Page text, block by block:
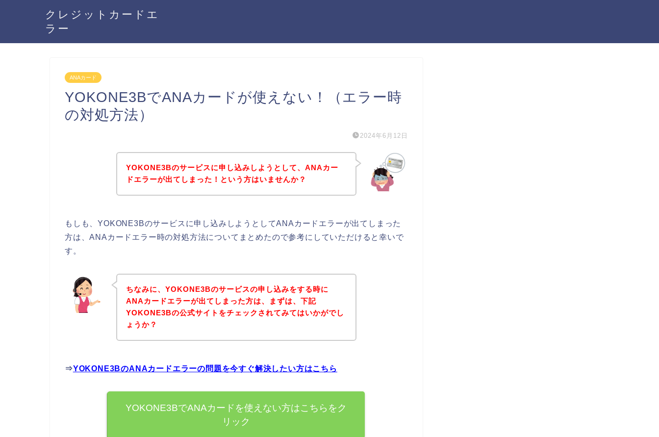
クレジットカードエ
ラー
ANAカード
YOKONE3BでANAカードが使えない！（エラー時
の対処方法）
2024年6月12日
YOKONE3Bのサービスに申し込みしようとして、ANAカー
ドエラーが出てしまった！という方はいませんか？
もしも、YOKONE3Bのサービスに申し込みしようとしてANAカードエラーが出てしまった
方は、ANAカードエラー時の対処方法についてまとめたので参考にしていただけると幸いで
す。
ちなみに、YOKONE3Bのサービスの申し込みをする時に
ANAカードエラーが出てしまった方は、まずは、下記
YOKONE3Bの公式サイトをチェックされてみてはいかがでし
ょうか？
⇒YOKONE3BのANAカードエラーの問題を今すぐ解決したい方はこちら
YOKONE3BでANAカードを使えない方はこちらをク
リック